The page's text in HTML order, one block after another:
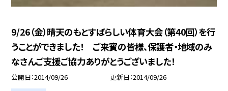
9/26（金）晴天のもとすばらしい体育大会（第40回）を行
うことができました！ ご来賓の皆様、保護者・地域のみ
なさんご支援ご協力ありがとうございました！
公開日 2014/09/26 更新日 2014/09/26